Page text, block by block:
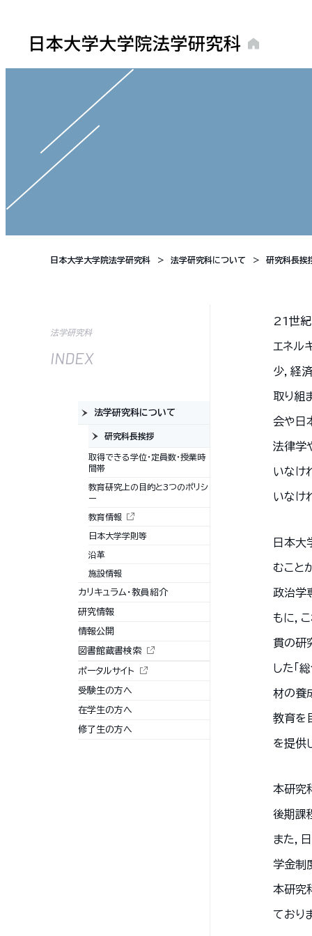
日本大学大学院法学研究科 法学研究科について 研究科長挨
21世紀
エネル
少，経
取り組
会や日
法律学
いなけ
いなけ
日本大
むこと
政治学
もに，
貫の研
した「
材の養
教育を
を提供
本研究
後期課
また，
学金制
本研究
ており
法学研究科
INDEX
法学研究科について
研究科長挨拶
取得できる学位・定員数・授業時
間帯
教育研究上の目的と3つのポリシ
ー
教育情報
日本大学学則等
沿革
施設情報
カリキュラム・教員紹介
研究情報
情報公開
図書館蔵書検索
ポータルサイト
受験生の方へ
在学生の方へ
修了生の方へ